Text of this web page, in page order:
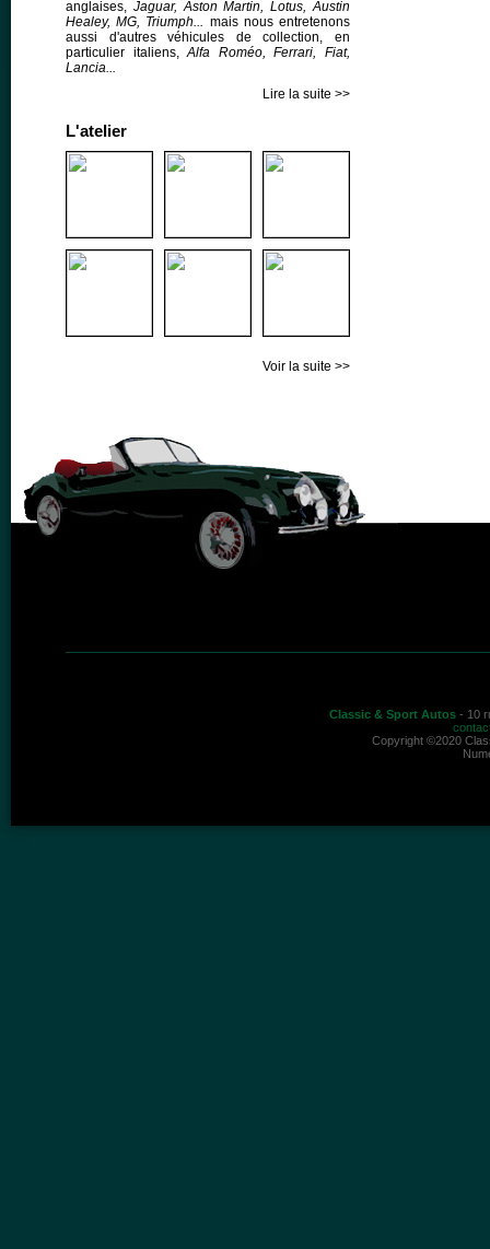
anglaises, Jaguar, Aston Martin, Lotus, Austin
Healey, MG, Triumph... mais nous entretenons
aussi d'autres véhicules de collection, en
particulier italiens,Alfa Roméo, Ferrari, Fiat,
Lancia...
Lire la suite >>
L'atelier
Voir la suite >>
Classic & Sport Autos - 10
Copyright ©2020